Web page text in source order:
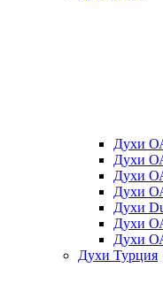
Духи
Духи
Духи
Духи
Духи
Духи
Духи
Духи Турция